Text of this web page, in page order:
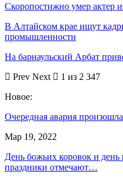
Скоропостижно умер актер
В Алтайском крае ищут
промышленности
На барнаульский Арбат
Prev Next
1 из 2 347
Новое:
Очередная авария
Мар 19, 2022
День божьих коровок и
праздники отмечают…